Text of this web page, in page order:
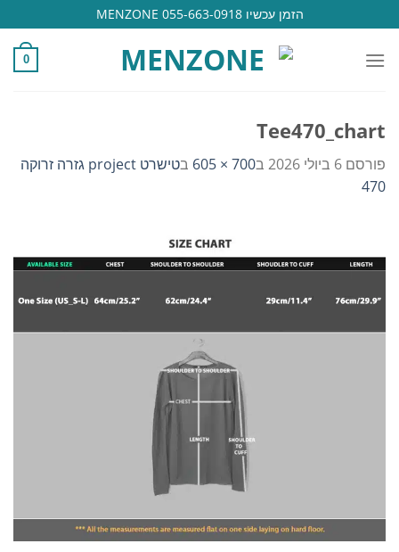
to
content
הזמן עכשיו 055-663-0918 MENZONE
0
Tee470_chart
פורסם 6 ביולי 2026 ב700 × 605 ב
טישרט project גזרה זרוקה
470